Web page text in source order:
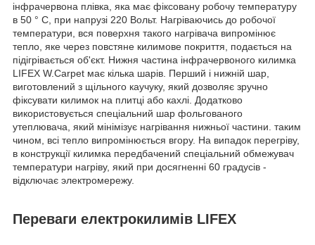
інфрачервона плівка, яка має фіксовану робочу температуру
в 50 ° C, при напрузі 220 Вольт. Нагріваючись до робочої
температури, вся поверхня такого нагрівача випромінює
тепло, яке через повстяне килимове покриття, подається на
підігрівається об'єкт. Нижня частина інфрачервоного килимка
LIFEX W.Carpet має кілька шарів. Перший і нижній шар,
виготовлений з щільного каучуку, який дозволяє зручно
фіксувати килимок на плитці або кахлі. Додатково
використовується спеціальний шар фольгованого
утеплювача, який мінімізує нагрівання нижньої частини. таким
чином, всі тепло випромінюється вгору. На випадок перегріву,
в конструкції килимка передбачений спеціальний обмежувач
температури нагріву, який при досягненні 60 градусів -
відключає электромережу.
Переваги електрокилимів LIFEX